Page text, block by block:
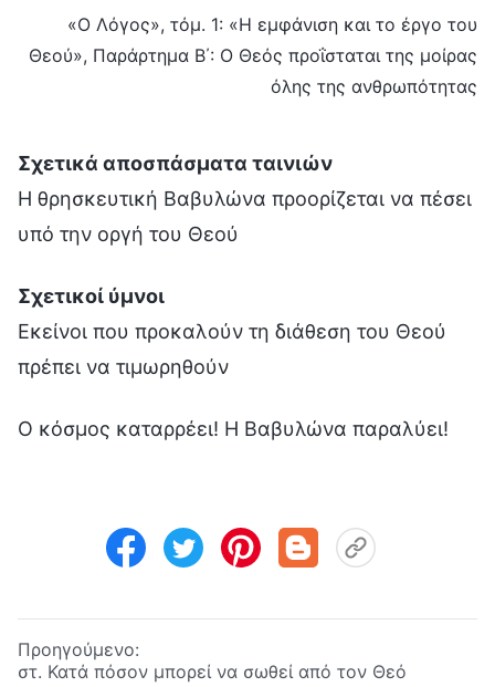
«Ο Λόγος», τόμ. 1: «Η εμφάνιση και το έργο του
Θεού», Παράρτημα Β΄: Ο Θεός προΐσταται της μοίρας
όλης της ανθρωπότητας
Σχετικά αποσπάσματα ταινιών
Η θρησκευτική Βαβυλώνα προορίζεται να πέσει
υπό την οργή του Θεού
Σχετικοί ύμνοι
Εκείνοι που προκαλούν τη διάθεση του Θεού
πρέπει να τιμωρηθούν
Ο κόσμος καταρρέει! Η Βαβυλώνα παραλύει!
Προηγούμενο:
στ. Κατά πόσον μπορεί να σωθεί από τον Θεό